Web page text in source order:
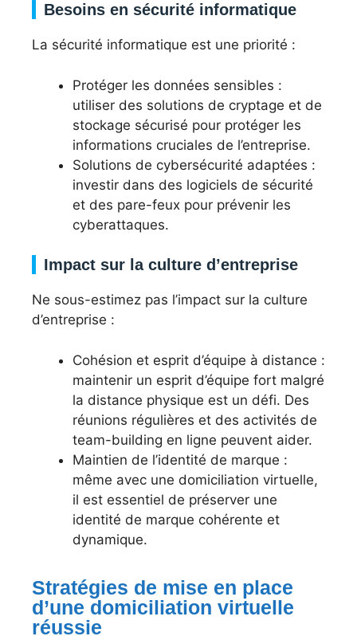
Besoins en sécurité informatique
La sécurité informatique est une priorité :
Protéger les données sensibles :
utiliser des solutions de cryptage et de
stockage sécurisé pour protéger les
informations cruciales de l’entreprise.
Solutions de cybersécurité adaptées :
investir dans des logiciels de sécurité
et des pare-feux pour prévenir les
cyberattaques.
Impact sur la culture d’entreprise
Ne sous-estimez pas l’impact sur la culture
d’entreprise :
Cohésion et esprit d’équipe à distance :
maintenir un esprit d’équipe fort malgré
la distance physique est un défi. Des
réunions régulières et des activités de
team-building en ligne peuvent aider.
Maintien de l’identité de marque :
même avec une domiciliation virtuelle,
il est essentiel de préserver une
identité de marque cohérente et
dynamique.
Stratégies de mise en place
d’une domiciliation virtuelle
réussie